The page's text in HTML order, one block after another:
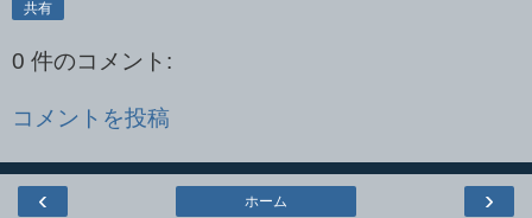
共有
0 件のコメント:
コメントを投稿
‹ ›
ホーム